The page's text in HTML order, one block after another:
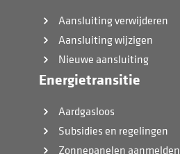
Aansluiting verwijderen
Aansluiting wijzigen
Nieuwe aansluiting
Energietransitie
Aardgasloos
Subsidies en regelingen
Zonnepanelen aanmelden